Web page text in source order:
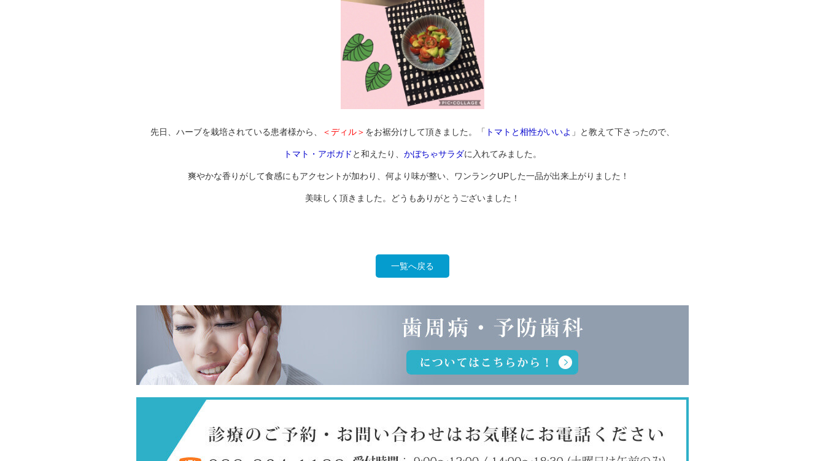
先日、ハーブを栽培されている患者様から、 ＜ディル＞ をお裾分けして頂きました。「 トマトと相性がいいよ 」と教えて下さったので、
トマト・アボガド と和えたり、 かぼちゃサラダに入れてみました。
爽やかな香りがして食感にもアクセントが加わり、何より味が整い、ワンランクUPした一品が出来上がりました！
美味しく頂きました。どうもありがとうございました！
一覧へ戻る